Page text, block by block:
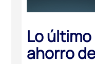
Lo
ahorro